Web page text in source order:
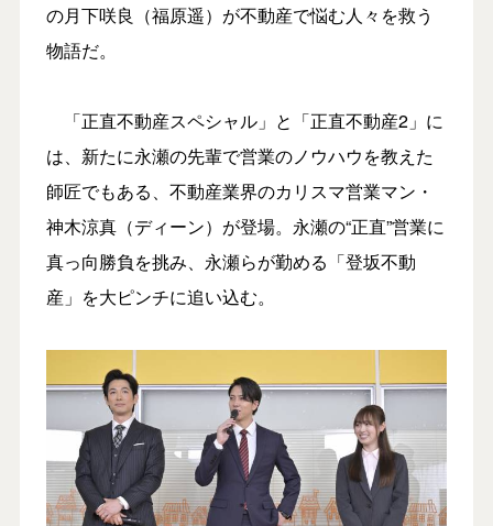
の月下咲良（福原遥）が不動産で悩む人々を救う
物語だ。
「正直不動産スペシャル」と「正直不動産2」に
は、新たに永瀬の先輩で営業のノウハウを教えた
師匠でもある、不動産業界のカリスマ営業マン・
神木涼真（ディーン）が登場。永瀬の“正直”営業に
真っ向勝負を挑み、永瀬らが勤める「登坂不動
産」を大ピンチに追い込む。